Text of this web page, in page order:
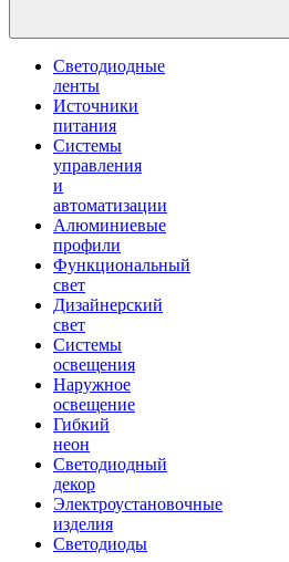
Светодиодные
ленты
Источники
питания
Системы
управления
и
автоматизации
Алюминиевые
профили
Функциональный
свет
Дизайнерский
свет
Системы
освещения
Наружное
освещение
Гибкий
неон
Светодиодный
декор
Электроустановочные
изделия
Светодиоды